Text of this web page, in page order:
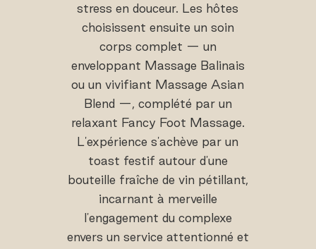
stress en douceur. Les hôtes
choisissent ensuite un soin
corps complet — un
enveloppant Massage Balinais
ou un vivifiant Massage Asian
Blend —, complété par un
relaxant Fancy Foot Massage.
L'expérience s'achève par un
toast festif autour d'une
bouteille fraîche de vin pétillant,
incarnant à merveille
l'engagement du complexe
envers un service attentionné et